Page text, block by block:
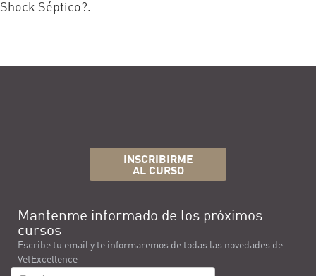
Shock Séptico?.
INSCRIBIRME
AL CURSO
Mantenme informado de los próximos
cursos
Escribe tu email y te informaremos de todas las novedades de
VetExcellence